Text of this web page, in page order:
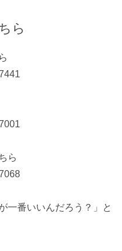
ら
ら
一番いいんだろう？」と